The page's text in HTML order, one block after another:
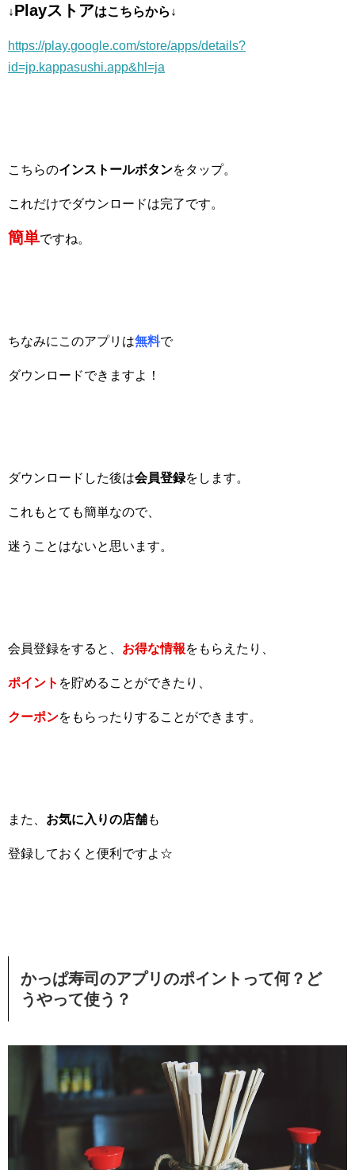
↓Playストアはこちらから↓
https://play.google.com/store/apps/details?
id=jp.kappasushi.app&hl=ja
こちらのインストールボタンをタップ。
これだけでダウンロードは完了です。
簡単ですね。
ちなみにこのアプリは無料で
ダウンロードできますよ！
ダウンロードした後は会員登録をします。
これもとても簡単なので、
迷うことはないと思います。
会員登録をすると、 お得な情報をもらえたり、
ポイント を貯めることができたり、
クーポンをもらったりすることができます。
また、 お気に入りの店舗も
登録しておくと便利ですよ☆
かっぱ寿司のアプリのポイントって何？ど
うやって使う？